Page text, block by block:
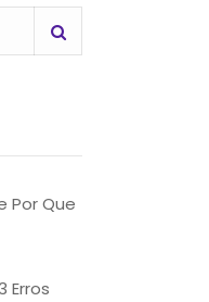
Por Que
Erros